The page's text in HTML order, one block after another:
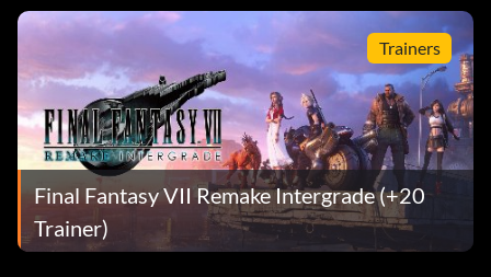
Trainers
Final Fantasy VII Remake Intergrade (+20
Trainer)